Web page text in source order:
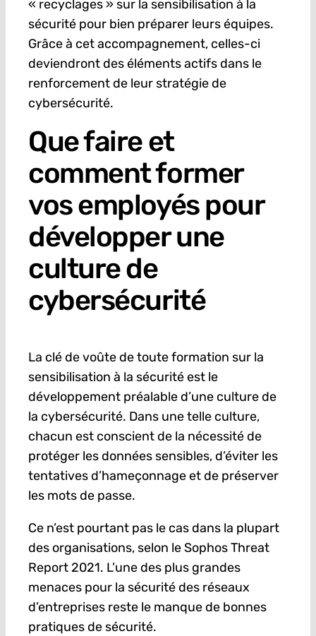
« recyclages » sur la sensibilisation à la
sécurité pour bien préparer leurs équipes.
Grâce à cet accompagnement, celles-ci
deviendront des éléments actifs dans le
renforcement de leur stratégie de
cybersécurité.
Que faire et
comment former
vos employés pour
développer une
culture de
cybersécurité
La clé de voûte de toute formation sur la
sensibilisation à la sécurité est le
développement préalable d’une culture de
la cybersécurité. Dans une telle culture,
chacun est conscient de la nécessité de
protéger les données sensibles, d’éviter les
tentatives d’hameçonnage et de préserver
les mots de passe.
Ce n’est pourtant pas le cas dans la plupart
des organisations, selon le Sophos Threat
Report 2021. L’une des plus grandes
menaces pour la sécurité des réseaux
d’entreprises reste le manque de bonnes
pratiques de sécurité.